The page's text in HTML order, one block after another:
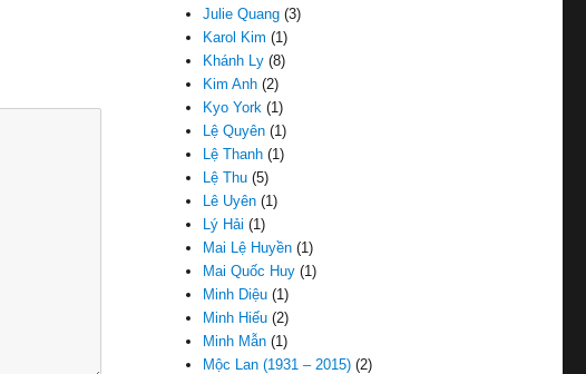
Julie Quang (3)
Karol Kim (1)
Khánh Ly (8)
Kim Anh (2)
Kyo York (1)
Lệ Quyên (1)
Lệ Thanh (1)
Lệ Thu (5)
Lê Uyên (1)
Lý Hải (1)
Mai Lệ Huyền (1)
Mai Quốc Huy (1)
Minh Diệu (1)
Minh Hiếu (2)
Minh Mẫn (1)
Mộc Lan (1931 – 2015) (2)